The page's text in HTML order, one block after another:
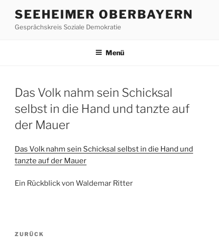
Inhalt
springen
SEEHEIMER OBERBAYERN
Gesprächskreis Soziale Demokratie
Menü
Das Volk nahm sein Schicksal
selbst in die Hand und tanzte auf
der Mauer
Das Volk nahm sein Schicksal selbst in die Hand und
tanzte auf der Mauer
Ein Rückblick von Waldemar Ritter
Beitragsnavigation
Vorheriger
ZURÜCK